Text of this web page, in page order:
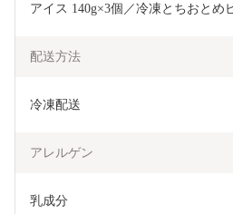
アイス 140g×3個／冷凍とちおとめ
配送方法
冷凍配送
アレルゲン
乳成分